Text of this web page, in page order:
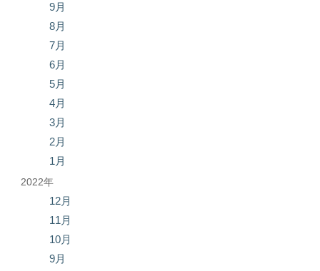
9月
8月
7月
6月
5月
4月
3月
2月
1月
2022年
12月
11月
10月
9月